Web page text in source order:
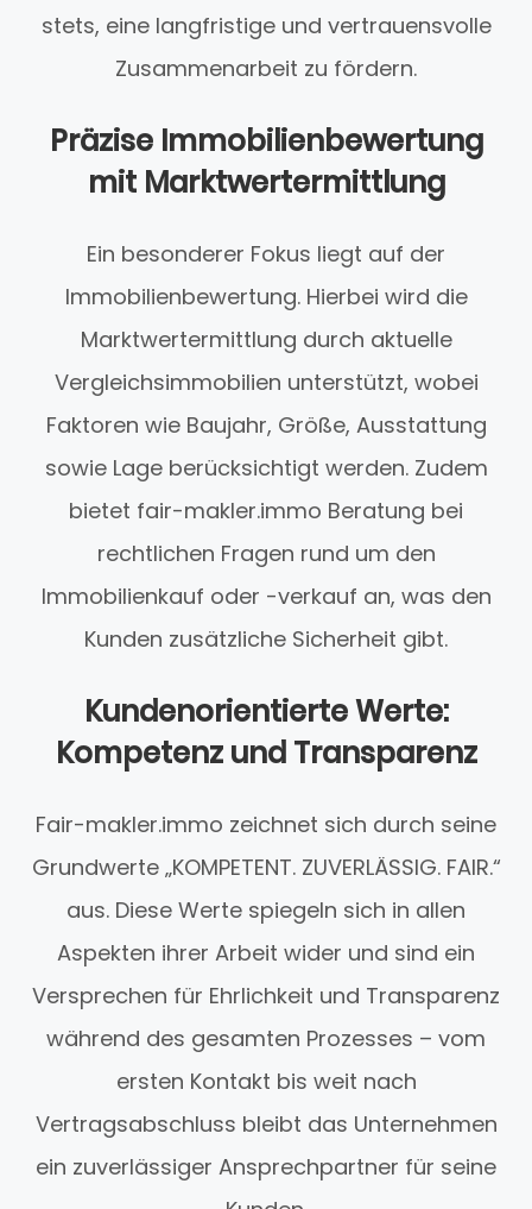
stets, eine langfristige und vertrauensvolle
Zusammenarbeit zu fördern.
Präzise Immobilienbewertung
mit Marktwertermittlung
Ein besonderer Fokus liegt auf der
Immobilienbewertung. Hierbei wird die
Marktwertermittlung durch aktuelle
Vergleichsimmobilien unterstützt, wobei
Faktoren wie Baujahr, Größe, Ausstattung
sowie Lage berücksichtigt werden. Zudem
bietet fair-makler.immo Beratung bei
rechtlichen Fragen rund um den
Immobilienkauf oder -verkauf an, was den
Kunden zusätzliche Sicherheit gibt.
Kundenorientierte Werte:
Kompetenz und Transparenz
Fair-makler.immo zeichnet sich durch seine
Grundwerte „KOMPETENT. ZUVERLÄSSIG. FAIR.“
aus. Diese Werte spiegeln sich in allen
Aspekten ihrer Arbeit wider und sind ein
Versprechen für Ehrlichkeit und Transparenz
während des gesamten Prozesses – vom
ersten Kontakt bis weit nach
Vertragsabschluss bleibt das Unternehmen
ein zuverlässiger Ansprechpartner für seine